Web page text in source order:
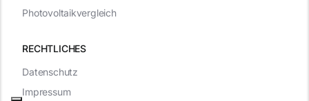
RECHTLICHES
Datenschutz
Impressum
Photovoltaikvergleich